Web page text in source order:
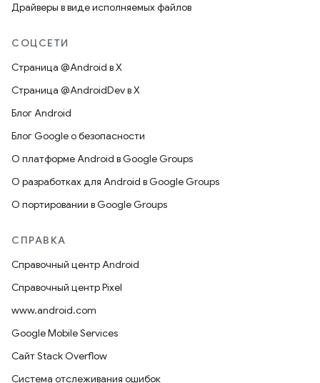
Драйверы в виде исполняемых файлов
СОЦСЕТИ
Страница @Android в X
Страница @AndroidDev в X
Блог Android
Блог Google о безопасности
О платформе Android в Google Groups
О разработках для Android в Google Groups
О портировании в Google Groups
СПРАВКА
Справочный центр Android
Справочный центр Pixel
www.android.com
Google Mobile Services
Сайт Stack Overflow
Система отслеживания ошибок